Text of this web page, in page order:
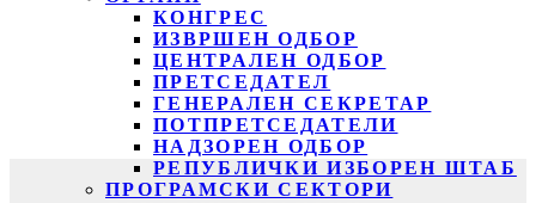
КОНГРЕС
ИЗВРШЕН ОДБОР
ЦЕНТРАЛЕН ОДБОР
ПРЕТСЕДАТЕЛ
ГЕНЕРАЛЕН СЕКРЕТАР
ПОТПРЕТСЕДАТЕЛИ
НАДЗОРЕН ОДБОР
РЕПУБЛИЧКИ ИЗБОРЕН ШТАБ
ПРОГРАМСКИ СЕКТОРИ